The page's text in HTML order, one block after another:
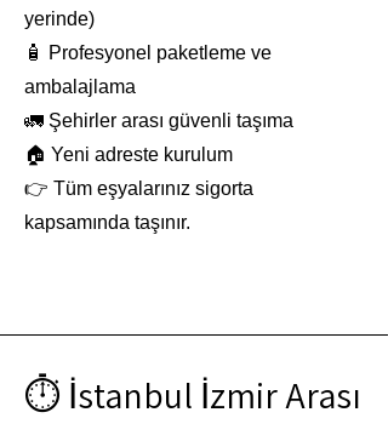
yerinde)
🧴 Profesyonel paketleme ve
ambalajlama
🚛 Şehirler arası güvenli taşıma
🏠 Yeni adreste kurulum
👉 Tüm eşyalarınız sigorta
kapsamında taşınır.
⏱️ İstanbul İzmir Arası